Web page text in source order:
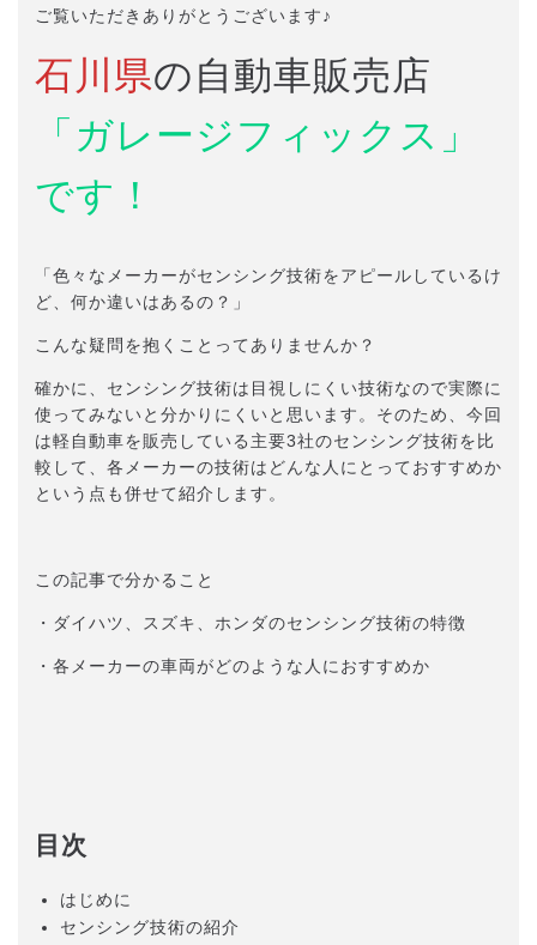
ご覧いただきありがとうございます♪
石川県の自動車販売店
「ガレージフィックス」
です！
「色々なメーカーがセンシング技術をアピールしているけ
ど、何か違いはあるの？」
こんな疑問を抱くことってありませんか？
確かに、センシング技術は目視しにくい技術なので実際に
使ってみないと分かりにくいと思います。そのため、今回
は軽自動車を販売している主要3社のセンシング技術を比
較して、各メーカーの技術はどんな人にとっておすすめか
という点も併せて紹介します。
この記事で分かること
・ダイハツ、スズキ、ホンダのセンシング技術の特徴
・各メーカーの車両がどのような人におすすめか
目次
はじめに
センシング技術の紹介